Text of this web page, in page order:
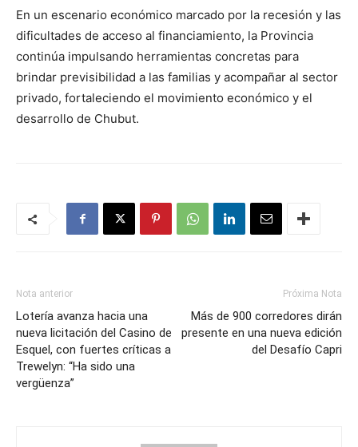
En un escenario económico marcado por la recesión y las
dificultades de acceso al financiamiento, la Provincia
continúa impulsando herramientas concretas para
brindar previsibilidad a las familias y acompañar al sector
privado, fortaleciendo el movimiento económico y el
desarrollo de Chubut.
Nota anterior
Lotería avanza hacia una
nueva licitación del Casino de
Esquel, con fuertes críticas a
Trewelyn: “Ha sido una
vergüenza”
Próxima Nota
Más de 900 corredores dirán
presente en una nueva edición
del Desafío Capri